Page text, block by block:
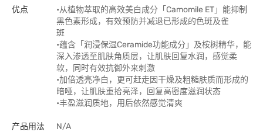
优点
•从植物萃取的高效美白成分「Camomile ET」能抑制
黑色素形成，有效预防并减退已形成的色斑及雀
斑
•蕴含「润浸保湿Ceramide功能成分」及桉树精华，能
深入渗透至肌肤角质层，让肌肤回复水润，感觉柔
软，同时有效抗御外来刺激
•加倍透亮净白，更可赶走因干燥及粗糙肤质而形成的
暗哑，让肌肤重拾亮泽，回复高密度滋润状态
•丰盈滋润质地，用后依然感觉清爽
产品用法 N/A